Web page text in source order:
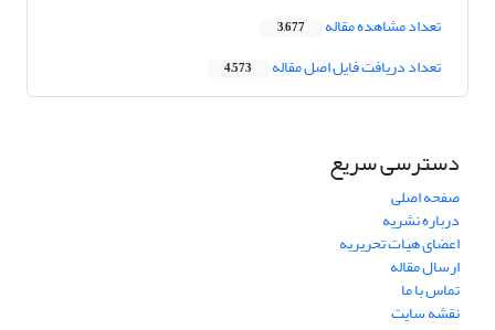
تعداد مشاهده مقاله 3,677
تعداد دریافت فایل اصل مقاله 4,573
دسترسی سریع
صفحه اصلی
درباره نشریه
اعضای هیات تحریریه
ارسال مقاله
تماس با ما
نقشه سایت